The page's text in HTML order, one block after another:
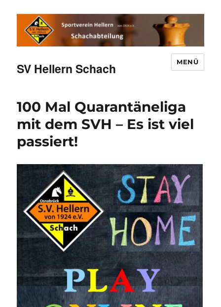
SV Hellern Schach MENÜ
100 Mal Quarantäneliga
mit dem SVH – Es ist viel
passiert!